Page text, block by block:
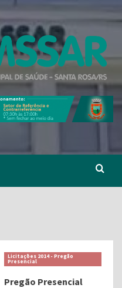
Licitações 2014 - Pregão
Presencial
Pregão Presencial